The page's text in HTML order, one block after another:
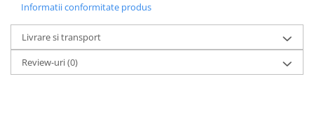
Informatii conformitate produs
Livrare si transport
Review-uri(0)